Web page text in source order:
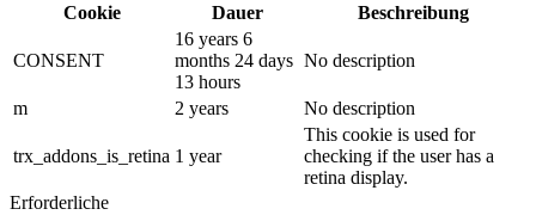
Cookie
Dauer Beschreibung
CONSENT
16 years 6
months 24 days
13 hours
No description
m 2 years No description
trx_addons_is_retina 1 year
This cookie is used for
checking if the user has a
retina display.
Erforderliche